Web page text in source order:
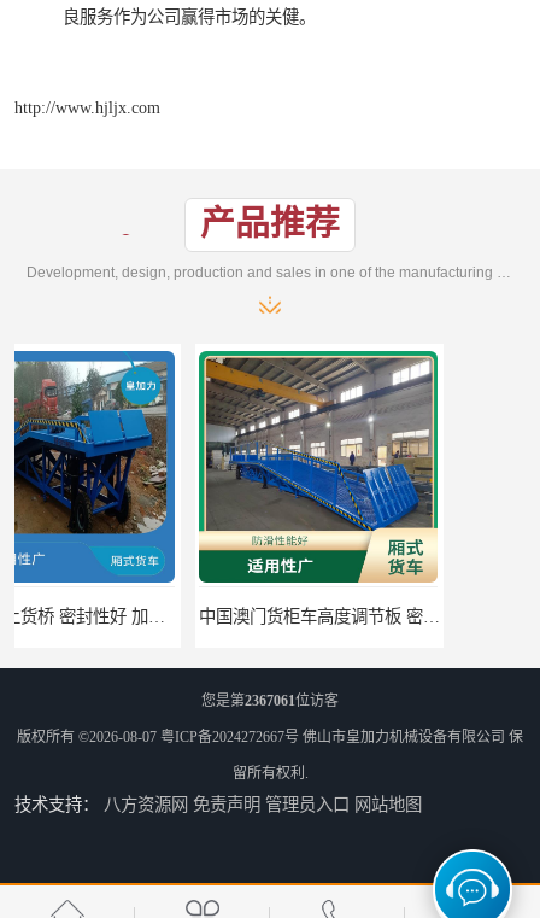
良服务作为公司赢得市场的关健。
http://www.hjljx.com
产品推荐
中国澳门货柜车高度调节板 密封性好 防滑性能好
您是第2367061位访客
版权所有 ©2026-08-07 粤ICP备2024272667号 佛山市皇加力机械设备有限公司 保
留所有权利.
技术支持： 八方资源网 免责声明 管理员入口 网站地图